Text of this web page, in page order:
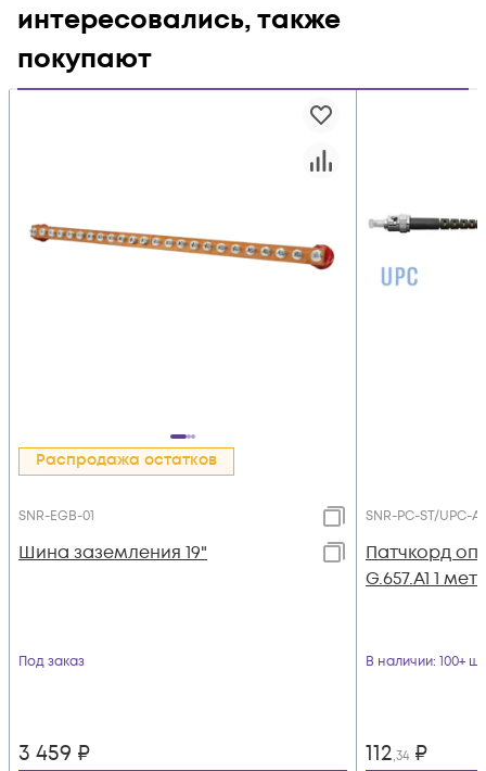
интересовались, также
покупают
Распродажа остатков
SNR-EGB-01
Шина заземления 19"
Под заказ
3 459 ₽
SNR-PC-ST/UPC-
Патчкорд
G.657.A1 1
В наличии: 100+ шт
112,34 ₽